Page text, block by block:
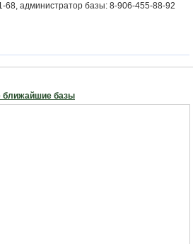
68, администратор базы: 8-906-455-88-92
ближайшие базы